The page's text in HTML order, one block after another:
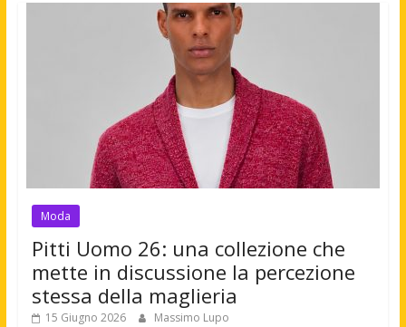
Moda
Pitti Uomo 26: una collezione che
mette in discussione la percezione
stessa della maglieria
15 Giugno 2026 Massimo Lupo